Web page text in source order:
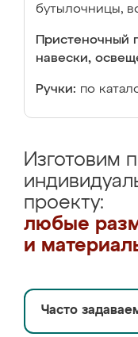
бутылочницы,
Пристеночный
навески,
Ручки: по
Изготовим
проекту:
любые
и
Часто